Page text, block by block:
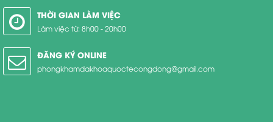
THỜI GIAN LÀM VIỆC
Làm việc từ: 8h00 - 20h00
ĐĂNG KÝ ONLINE
phongkhamdakhoaquoctecongdong@gmail.com